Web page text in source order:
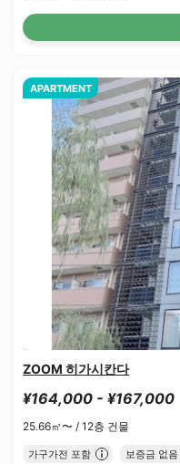
APARTMENT
ZOOM 히가시칸다
¥164,000 - ¥167,000
25.66㎡〜 / 12층 건물
가구가전 포함 보증금 없음